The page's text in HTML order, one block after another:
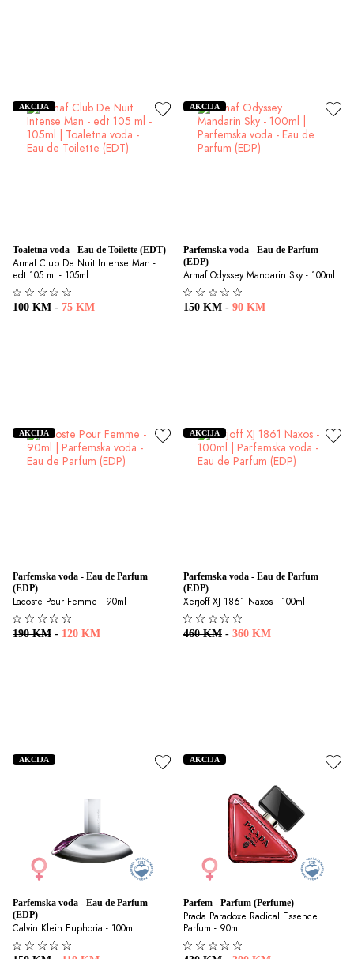
Toaletna voda - Eau de Toilette (EDT)
Armaf Club De Nuit Intense Man -
edt 105 ml - 105ml
100 KM - 75 KM
AKCIJA
Parfemska voda - Eau de Parfum
(EDP)
Armaf Odyssey Mandarin Sky - 100ml
150 KM - 90 KM
AKCIJA
Parfemska voda - Eau de Parfum
(EDP)
Lacoste Pour Femme - 90ml
190 KM - 120 KM
AKCIJA
Parfemska voda - Eau de Parfum
(EDP)
Xerjoff XJ 1861 Naxos - 100ml
460 KM - 360 KM
AKCIJA
Parfemska voda - Eau de Parfum
(EDP)
Calvin Klein Euphoria - 100ml
AKCIJA
Parfem - Parfum (Perfume)
Prada Paradoxe Radical Essence
Parfum - 90ml
AKCIJA